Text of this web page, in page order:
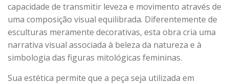
capacidade de transmitir leveza e movimento através de
uma composição visual equilibrada. Diferentemente de
esculturas meramente decorativas, esta obra cria uma
narrativa visual associada à beleza da natureza e à
simbologia das figuras mitológicas femininas.
Sua estética permite que a peça seja utilizada em